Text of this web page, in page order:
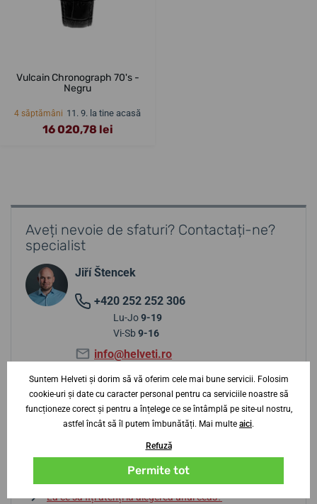
Vulcain Chronograph 70's -
Negru
4 săptămâni 11. 9. la tine acasă
16 020,78 lei
Aveți nevoie de sfaturi? Contactați-ne?
specialist
Jiří Štencek
+420 252 252 306
Lu-Jo9-19
Vi-Sb 9-16
info@helveti.ro
Sfaturi de la centrul de consiliere
Baterie sau automatic? Avantaje și dezavantaje
Dicționar de termeni
La ce să fiți atenți la alegerea unui ceas?
Suntem Helveti și dorim să vă oferim cele mai bune servicii. Folosim
cookie-uri și date cu caracter personal pentru ca serviciile noastre să
funcționeze corect și pentru a înțelege ce se întâmplă pe site-ul nostru,
astfel încât să îl putem îmbunătăți. Mai multe aici.
Refuză
Permite tot